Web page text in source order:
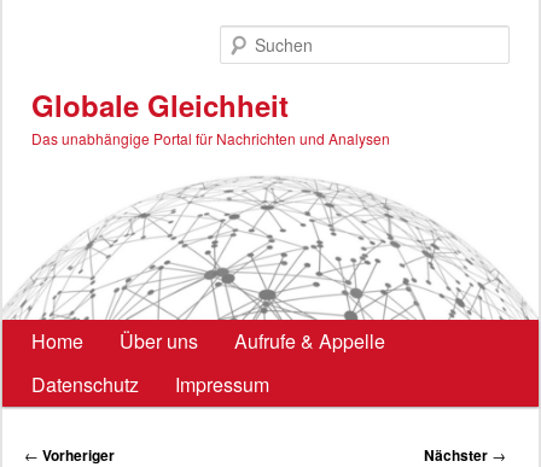
Globale Gleichheit
Das unabhängige Portal für Nachrichten und Analysen
Hauptmenü
Home Über uns
Aufrufe & Appelle
Datenschutz
Impressum
Beitragsnavigation
← Vorheriger Nächster →